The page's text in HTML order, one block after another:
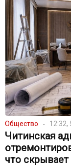
Общество 12:32,
Читинская
что